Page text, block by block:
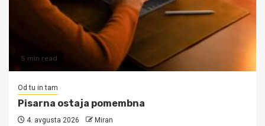
5 min read
Od tu in tam
Pisarna ostaja pomembna
4. avgusta 2026 Miran